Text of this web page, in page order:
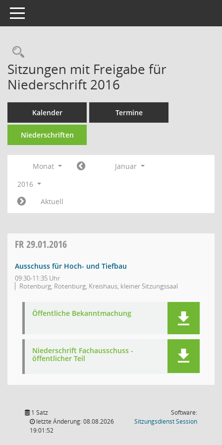
Toggle navigation
Rechercheauswahl
Sitzungen mit Freigabe für
Niederschrift 2016
Kalender Termine
Niederschriften
Monat
Januar
2016
Aktuell
FR29.01.2016
Ausschuss für Hoch- und Tiefbau
09:30-11:35 Uhr
Rotenburg, Rotenburg, Kreishaus, kleiner Sitzungssaal
Öffentliche Bekanntmachung
Niederschrift Fachausschuss -
öffentlicher Teil
1 Satz
letzte Änderung: 08.08.2026
19:01:52
Software:
SitzungsdienstSession(Wird in